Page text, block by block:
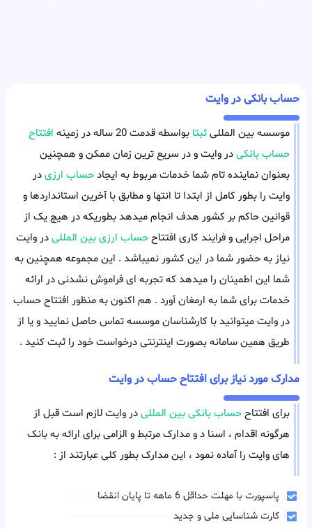
حساب بانکی در وایت
موسسه بین المللیثبتا بواسطه قدمت 20 ساله در زمینه
افتتاح
حساب بانکیدر وایت و در سریع ترین زمان ممکن و همچنین
بعنوان نماینده تام شما خدمات مربوط به ایجادحساب ارزیدر
وایت را بطور کامل از ابتدا تا انتها و مطابق با آخرین استانداردها و
قوانین حاکم بر کشور هدف انجام میدهد بطوریکه در هیچ یک از
مراحل اجرایی و فرایند کاری افتتاححساب ارزی بین المللیدر وایت
نیاز به حضور شما در این کشور نمیباشد . این مجموعه همچنین به
شما این اطمینان را میدهد که تجربه ای فراموش نشدنی در ارائه
خدمات برای شما به ارمغان آورد . هم اکنون به منظور افتتاح حساب
در وایت میتوانید با کارشناسان موسسه تماس حاصل نمایید و یا از
طریق همین سامانه بصورت اینترنتی درخواست خود را ثبت کنید .
مدارک مورد نیاز برای افتتاح حساب در وایت
برای افتتاححساب بانکی بین المللیدر وایت لازم است قبل از
هرگونه اقدام ، اسنا د و مدارک مرتبط و الزامی برای ارائه به بانک
های وایت را آماده نمود ، این مدارک بطور کلی عبارتند از :
پاسپورت با مهلت حداقل 6 ماهه تا پایان انقضا
کارت شناسایی ملی و جدید